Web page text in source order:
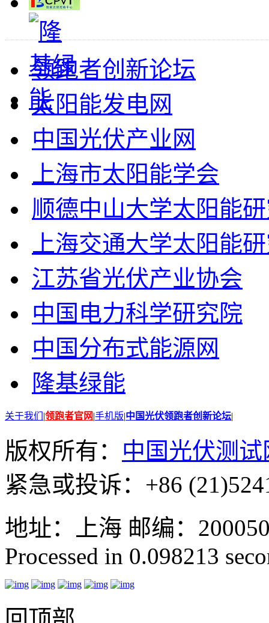
领跑者创新论坛
太阳能发电网
中国光伏产业网
上海市太阳能学会
顺德中山大学太阳能
上海交通大学太阳能
江苏省光伏产业协会
中国电力科学研究院
中国分布式能源网
隆基绿能
关于我们 |领跑者官网|手机版|中国光伏领跑者创新论坛|
版权所有： 中国光伏测试
紧急或投诉：+86
地址：上海 邮编：
Processed in 0.098213